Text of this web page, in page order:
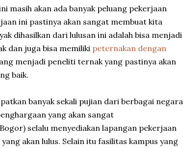
masih akan ada banyak peluang pekerjaan
ini pastinya akan sangat membuat kita
dihasilkan dari lulusan ini adalah bisa menjadi
dan juga bisa memiliki peternakan dengan
menjadi peneliti ternak yang pastinya akan
baik.
banyak sekali pujian dari berbagai negara
yang akan sangat
selalu menyediakan lapangan pekerjaan
akan lulus. Selain itu fasilitas kampus yang